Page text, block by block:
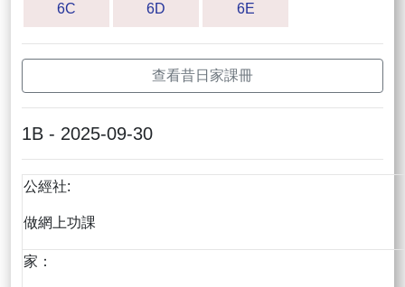
6C 6D 6E
查看昔日家課冊
1B - 2025-09-30
公經社:
做網上功課
家：